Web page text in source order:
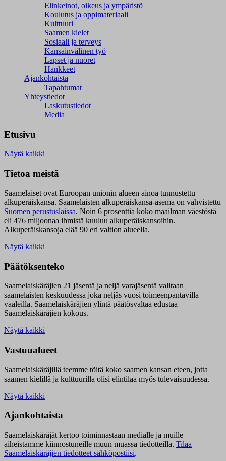
Elinkeinot, oikeus ja ympäristö
Koulutus ja oppimateriaali
Kulttuuri
Saamen kielet
Sosiaali ja terveys
Kansainvälinen työ
Lapset ja nuoret
Hankkeet
Ajankohtaista
Tapahtumat
Yhteystiedot
Laskutustiedot
Media
Etusivu
Näytä kaikki
Tietoa meistä
Saamelaiset ovat Euroopan unionin alueen ainoa tunnustettu
alkuperäiskansa. Saamelaisten alkuperäiskansa-asema on vahvistettu
Suomen perustuslaissa. Noin 6 prosenttia koko maailman väestöstä
eli 476 miljoonaa ihmistä kuuluu alkuperäiskansoihin.
Alkuperäiskansoja elää 90 eri valtion alueella.
Näytä kaikki
Päätöksenteko
Saamelaiskäräjien 21 jäsentä ja neljä varajäsentä valitaan
saamelaisten keskuudessa joka neljäs vuosi toimeenpantavilla
vaaleilla. Saamelaiskäräjien ylintä päätösvaltaa edustaa
Saamelaiskäräjien kokous.
Näytä kaikki
Vastuualueet
Saamelaiskäräjillä teemme töitä koko saamen kansan eteen, jotta
saamen kielillä ja kulttuurilla olisi elintilaa myös tulevaisuudessa.
Näytä kaikki
Ajankohtaista
Saamelaiskäräjät kertoo toiminnastaan medialle ja muille
aiheistamme kiinnostuneille muun muassa tiedotteilla. Tilaa
Saamelaiskäräjien tiedotteet sähköpostiisi.